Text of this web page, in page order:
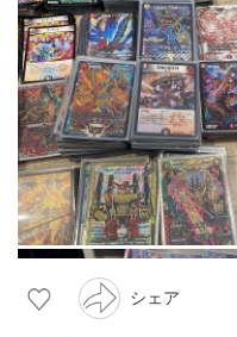
シェア